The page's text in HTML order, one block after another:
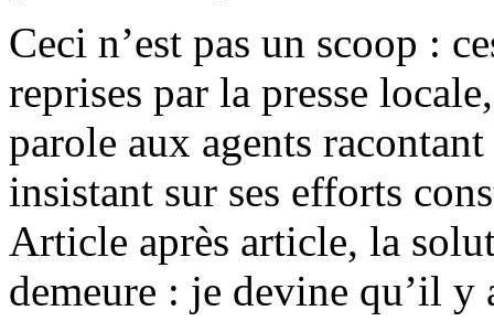
Ceci n’est pas un scoop :
reprises par la presse
parole aux agents
insistant sur ses efforts
Article après article, la
demeure : je devine qu’il y